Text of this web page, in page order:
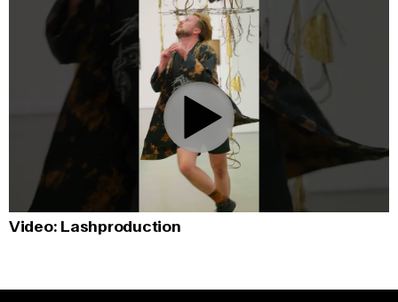
0:53
Video: Lashproduction